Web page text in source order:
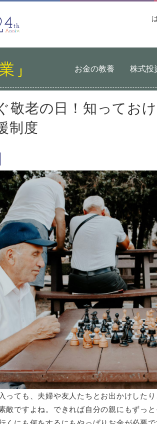
お金の教養 株式投
敬老の日！知ってお
制度
っても、夫婦や友人たちとお出かけした
敵ですよね。できれば自分の親にもずっと